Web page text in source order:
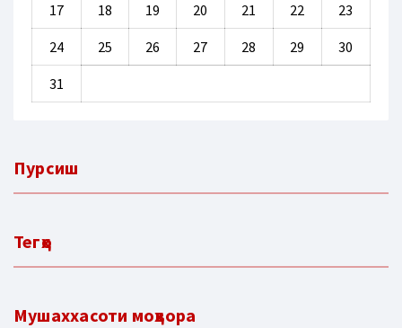
17 18 19 20 21 22 23
24 25 26 27 28 29 30
31
Пурсиш
Тегҳо
Мушаххасоти моҳвора